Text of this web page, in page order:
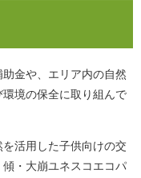
金や、エリア内の自然
境の保全に取り組んで
活用した子供向けの交
・大崩ユネスコエコパ